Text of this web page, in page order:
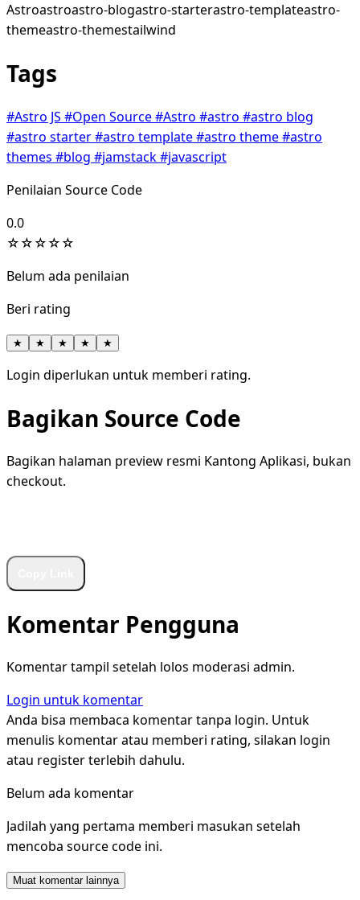
Astroastroastro-blogastro-starterastro-templateastro-
themeastro-themestailwind
Tags
#Astro JS #Open Source#Astro #astro #astro blog
#astro starter#astro template#astro theme#astro
themes #blog #jamstack#javascript
Penilaian Source Code
0.0
☆☆☆☆☆
Belum ada penilaian
Beri rating
★ ★ ★ ★ ★
Login diperlukan untuk memberi rating.
Bagikan Source Code
Bagikan halaman preview resmi Kantong Aplikasi, bukan
checkout.
Komentar Pengguna
Komentar tampil setelah lolos moderasi admin.
Login untuk komentar
Anda bisa membaca komentar tanpa login. Untuk
menulis komentar atau memberi rating, silakan login
atau register terlebih dahulu.
Belum ada komentar
Jadilah yang pertama memberi masukan setelah
mencoba source code ini.
Muat komentar lainnya